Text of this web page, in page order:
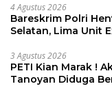
4 Agustus 2026
Bareskrim Polri
Selatan, Lima Unit
3 Agustus 2026
PETI Kian Marak !
Tanoyan Diduga